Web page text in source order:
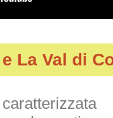
La Val di